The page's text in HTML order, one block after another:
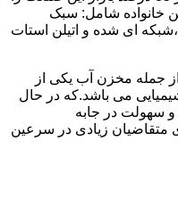
خانواده شامل: سبک
ای شده و اتیلن استات
جمله مخزن آب یکی از
می باشد.که در حال
سهولت در جابه
متقاضیان زیادی در سرعین